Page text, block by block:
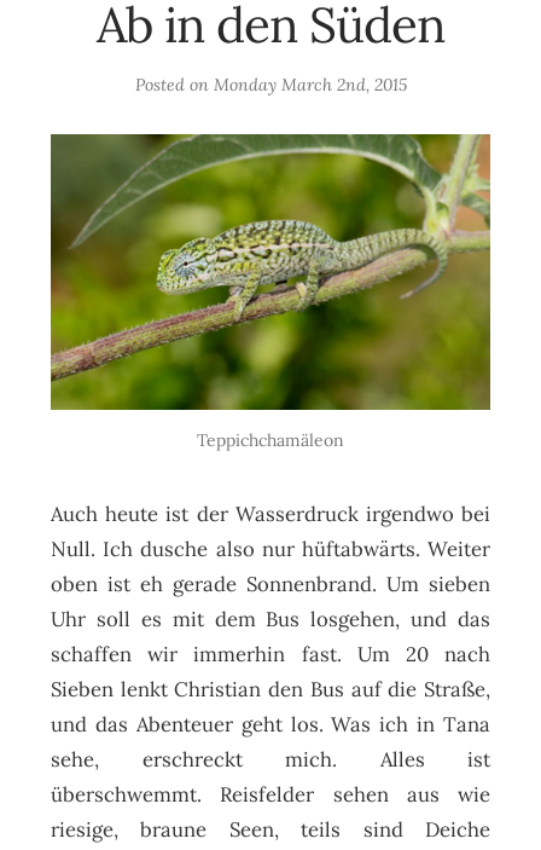
Ab in den Süden
Posted on Monday March 2nd, 2015
Teppichchamäleon
Auch heute ist der Wasserdruck irgendwo bei
Null. Ich dusche also nur hüftabwärts. Weiter
oben ist eh gerade Sonnenbrand. Um sieben
Uhr soll es mit dem Bus losgehen, und das
schaffen wir immerhin fast. Um 20 nach
Sieben lenkt Christian den Bus auf die Straße,
und das Abenteuer geht los. Was ich in Tana
sehe, erschreckt mich. Alles ist
überschwemmt. Reisfelder sehen aus wie
riesige, braune Seen, teils sind Deiche